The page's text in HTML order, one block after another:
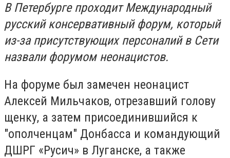
В Петербурге проходит Международный
русский консервативный форум, который
из-за присутствующих персоналий в Сети
назвали форумом неонацистов.
На форуме был замечен неонацист
Алексей Мильчаков, отрезавший голову
щенку, а затем присоединившийся к
"ополченцам" Донбасса и командующий
ДШРГ «Русич» в Луганске, а также